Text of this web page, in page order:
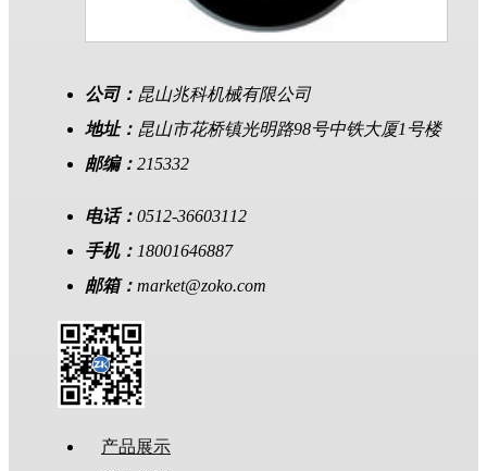
公司： 昆山兆科机械有限公司
地址： 昆山市花桥镇光明路98号中铁大厦1号楼
邮编： 215332
电话： 0512-36603112
手机： 18001646887
邮箱： market@zoko.com
产品展示